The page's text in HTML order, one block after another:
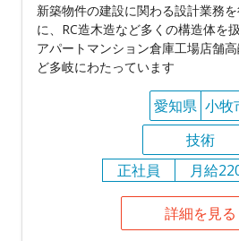
新築物件の建設に関わる設計業務
に、RC造木造など多くの構造体を
アパートマンション倉庫工場店舗
ど多岐にわたっています
愛知県 小牧
技術
正社員
月給
詳細を見る